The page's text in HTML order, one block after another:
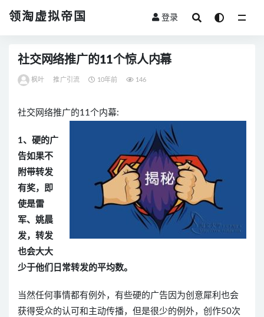
领淘虚拟帝国 登录
社交网络推广的11个惊人内幕
枫叶 推广引流 10年前 146
社交网络推广的11个内幕:
1、硬的广
告如果不
附带转发
有奖，即
使是雷
军、姚晨
发，转发
也会大大
少于他们日常转发的平均数。
当然任何事情都有例外，有些硬的广告因为创意犀利也会
获得受众的认可和主动传播，但是很少的例外，创作50次